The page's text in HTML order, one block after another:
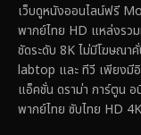
เว็บดูหนังออนไลน์ฟรี
พากย์ไทย HD แหล่งรว
ชัดระดับ 8K ไม่มีโฆษณ
labtop และ ทีวี เพียงมี
แอ็คชั่น ดราม่า การ์ตูน อ
พากย์ไทย ซับไทย HD